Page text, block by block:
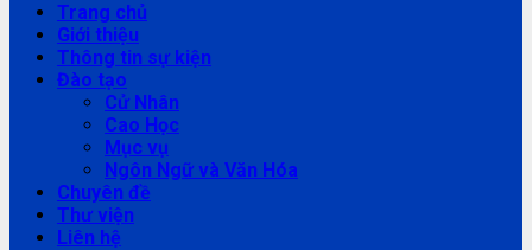
Trang chủ
Giới thiệu
Thông tin sự kiện
Đào tạo
Cử Nhân
Cao Học
Mục vụ
Ngôn Ngữ và Văn Hóa
Chuyên đề
Thư viện
Liên hệ